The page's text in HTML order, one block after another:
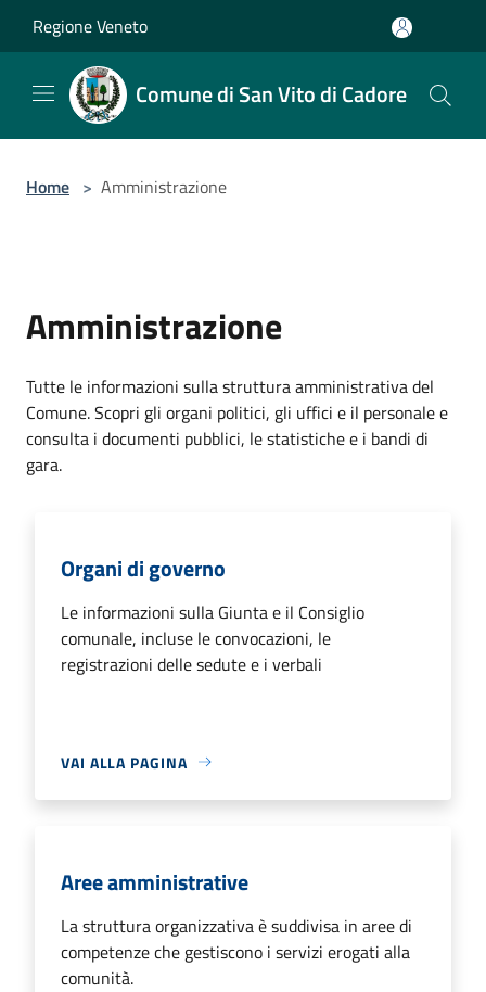
Regione Veneto
Comune di San Vito di Cadore
Home > Amministrazione
Amministrazione
Tutte le informazioni sulla struttura amministrativa del
Comune. Scopri gli organi politici, gli uffici e il personale e
consulta i documenti pubblici, le statistiche e i bandi di
gara.
Organi di governo
Le informazioni sulla Giunta e il Consiglio
comunale, incluse le convocazioni, le
registrazioni delle sedute e i verbali
VAI ALLA PAGINA
Aree amministrative
La struttura organizzativa è suddivisa in aree di
competenze che gestiscono i servizi erogati alla
comunità.